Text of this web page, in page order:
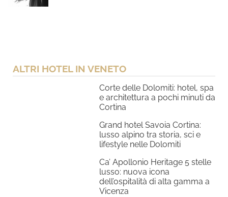
ALTRI HOTEL IN VENETO
Corte delle Dolomiti: hotel, spa
e architettura a pochi minuti da
Cortina
Grand hotel Savoia Cortina:
lusso alpino tra storia, sci e
lifestyle nelle Dolomiti
Ca’ Apollonio Heritage 5 stelle
lusso: nuova icona
dell’ospitalità di alta gamma a
Vicenza